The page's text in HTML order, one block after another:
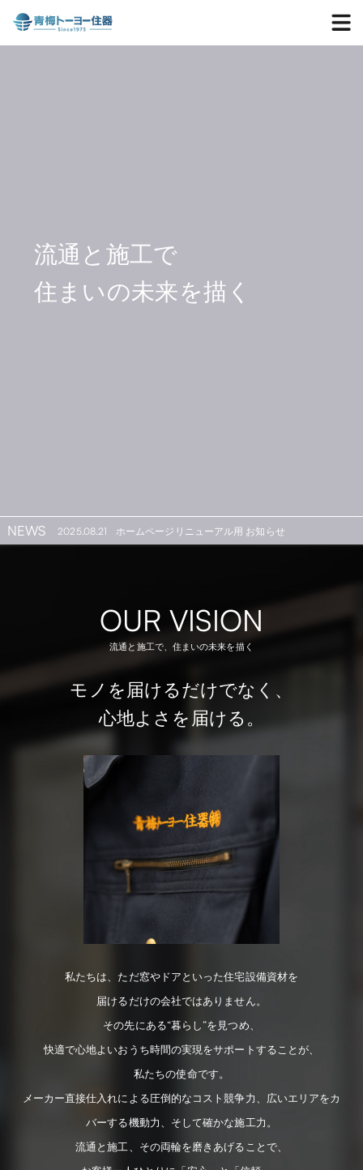
流通と施工で
住まいの未来を描く
NEWS 2025.08.21 ホームページリニューアル用 お知らせ
OUR VISION
流通と施工で、住まいの未来を描く
モノを届けるだけでなく、
心地よさを届ける。
私たちは、ただ窓やドアといった住宅設備資材を
届けるだけの会社ではありません。
その先にある“暮らし”を見つめ、
快適で心地よいおうち時間の実現をサポートすることが、
私たちの使命です。
メーカー直接仕入れによる圧倒的なコスト競争力、広いエリアをカ
バーする機動力、そして確かな施工力。
流通と施工、その両輪を磨きあげることで、